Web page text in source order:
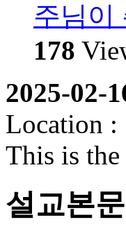
주님이
178
2025-02-
Location :
This is
설교본문